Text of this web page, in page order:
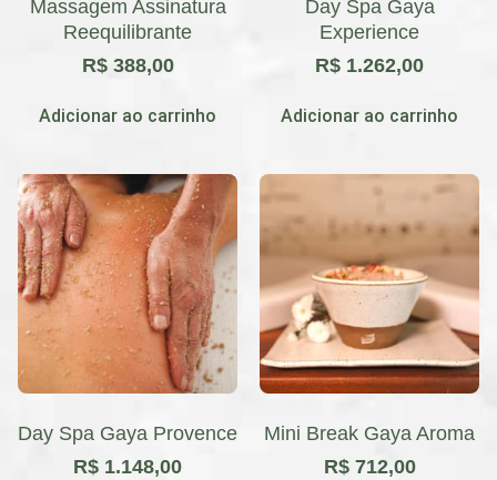
Massagem Assinatura
Reequilibrante
R$388,00
Adicionar ao carrinho
Day Spa Gaya
Experience
R$ 1.262,00
Adicionar ao carrinho
Day Spa Gaya Provence
R$ 1.148,00
Mini Break Gaya Aroma
R$712,00